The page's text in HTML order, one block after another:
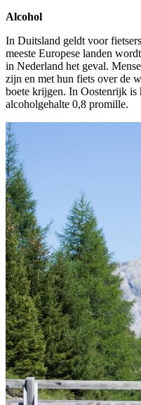
Alcohol
In Duitsland geldt voor
meeste Europese landen
in Nederland het geval.
zijn en met hun fiets over de
boete krijgen. In Oostenrijk is
alcoholgehalte 0,8 promille.